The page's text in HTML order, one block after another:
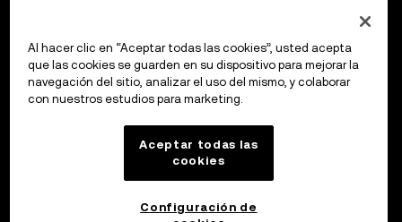
Calculadora de criptomonedas
Al hacer clic en “Aceptar todas las cookies”, usted acepta
que las cookies se guarden en su dispositivo para mejorar la
navegación del sitio, analizar el uso del mismo, y colaborar
con nuestros estudios para marketing.
Aceptar todas las
cookies
Configuración de